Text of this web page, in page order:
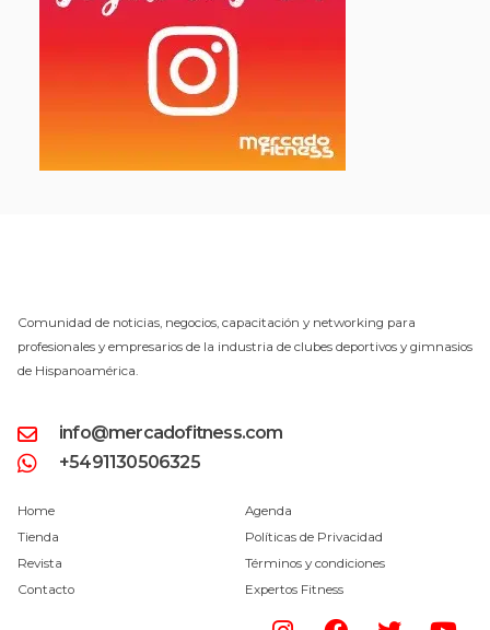
Comunidad de noticias, negocios, capacitación y networking para
profesionales y empresarios de la industria de clubes deportivos y gimnasios
de Hispanoamérica.
info@mercadofitness.com
+5491130506325
Home
Tienda
Revista
Contacto
Agenda
Políticas de Privacidad
Términos y condiciones
Expertos Fitness